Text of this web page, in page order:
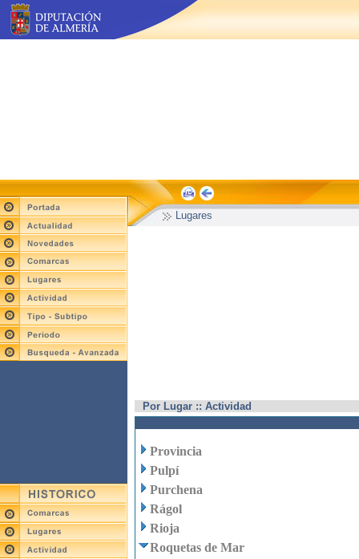
Lugares
Por Lugar :: Actividad
Provincia
Pulpí
Purchena
Rágol
Rioja
Roquetas de Mar